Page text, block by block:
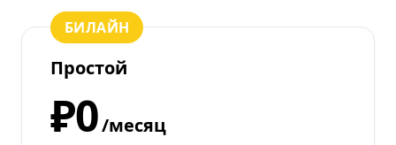
БИЛАЙН
Простой
₽0/месяц